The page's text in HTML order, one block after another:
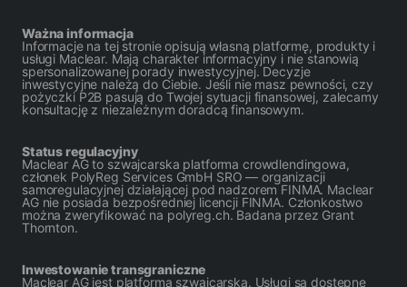
Ważna informacja
Informacje na tej stronie opisują własną platformę, produkty i
usługi Maclear. Mają charakter informacyjny i nie stanowią
spersonalizowanej porady inwestycyjnej. Decyzje
inwestycyjne należą do Ciebie. Jeśli nie masz pewności, czy
pożyczki P2B pasują do Twojej sytuacji finansowej, zalecamy
konsultację z niezależnym doradcą finansowym.
Status regulacyjny
Maclear AG to szwajcarska platforma crowdlendingowa,
członek PolyReg Services GmbH SRO — organizacji
samoregulacyjnej działającej pod nadzorem FINMA. Maclear
AG nie posiada bezpośredniej licencji FINMA. Członkostwo
można zweryfikować na polyreg.ch. Badana przez Grant
Thornton.
Inwestowanie transgraniczne
Maclear AG jest platformą szwajcarską. Usługi są dostępne